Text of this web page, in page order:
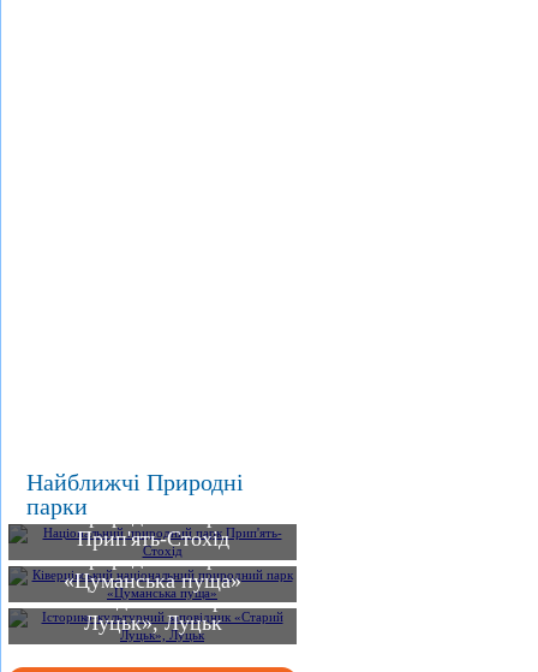
Найближчі Природні
паркиНаціональний
природний парк
Прип'ять-Стохід
Ківерцівський
національний
природний парк
«Цуманська пуща»
Історико-культурний
заповідник «Старий
Луцьк», Луцьк